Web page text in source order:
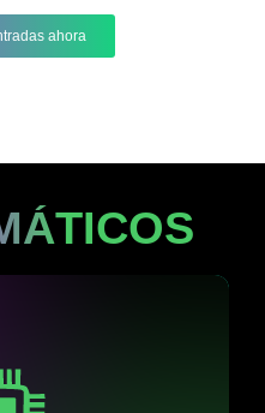
ahora
contenido a escala
frío e idéntico. Las marcas